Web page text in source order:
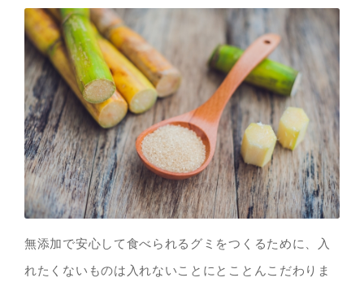
無添加で安心して食べられるグミをつくるために、入
れたくないものは入れないことにとことんこだわりま